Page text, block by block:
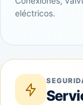
eléctricos.